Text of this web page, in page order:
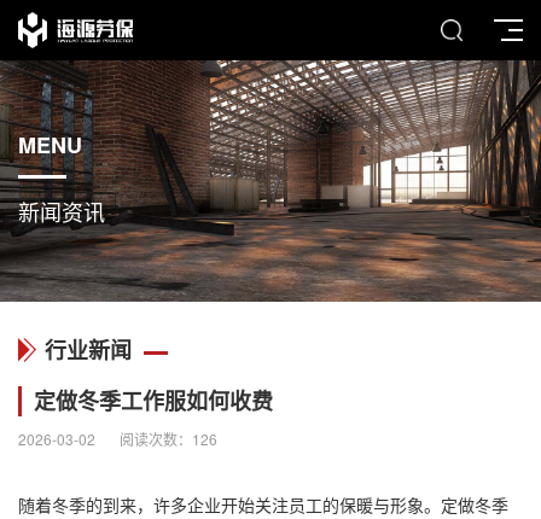
MENU
新闻资讯
行业新闻
定做冬季工作服如何收费
2026-03-02 阅读次数： 126
随着冬季的到来，许多企业开始关注员工的保暖与形象。定做冬季